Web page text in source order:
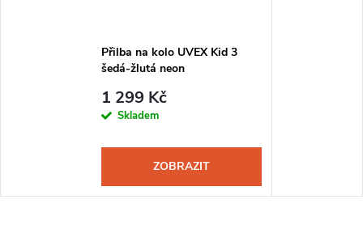
Přilba na kolo UVEX Kid 3
šedá-žlutá neon
1 299 Kč
Skladem
ZOBRAZIT